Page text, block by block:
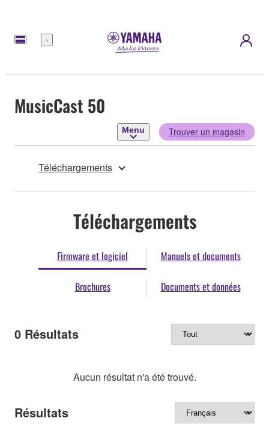
Menu
MusicCast 50
Menu Trouver un magasin
Téléchargements
Téléchargements
Firmware et logiciel Manuels et documents
Brochures Documents et données
0 Résultats
Aucun résultat n'a été trouvé.
Résultats